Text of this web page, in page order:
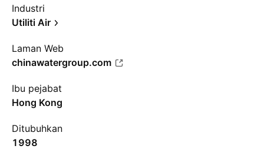
Industri
Utiliti Air
Laman Web
chinawatergroup.com
Ibu pejabat
Hong Kong
Ditubuhkan
1998